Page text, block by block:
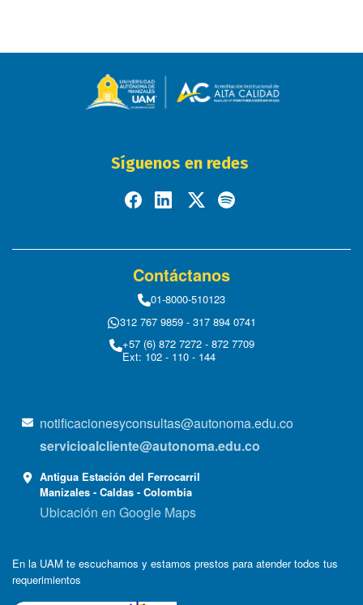
Síguenos en redes
Contáctanos
01-8000-510123
312 767 9859 - 317 894 0741
+57 (6) 872 7272 - 872 7709
Ext: 102 - 110 - 144
notificacionesyconsultas@autonoma.edu.co
servicioalcliente@autonoma.edu.co
Antigua Estación del Ferrocarril
Manizales - Caldas - Colombia
Ubicación en Google Maps
En la UAM te escuchamos y estamos prestos para atender todos tus
requerimientos